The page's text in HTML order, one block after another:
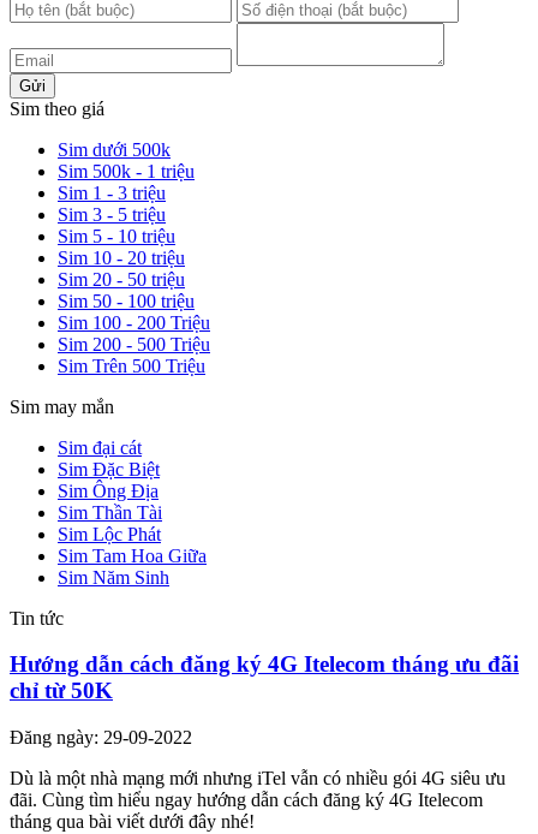
Gửi
Sim theo giá
Sim dưới 500k
Sim 500k - 1 triệu
Sim 1 - 3 triệu
Sim 3 - 5 triệu
Sim 5 - 10 triệu
Sim 10 - 20 triệu
Sim 20 - 50 triệu
Sim 50 - 100 triệu
Sim 100 - 200 Triệu
Sim 200 - 500 Triệu
Sim Trên 500 Triệu
Sim may mắn
Sim đại cát
Sim Đặc Biệt
Sim Ông Địa
Sim Thần Tài
Sim Lộc Phát
Sim Tam Hoa Giữa
Sim Năm Sinh
Tin tức
Hướng dẫn cách đăng ký 4G Itelecom tháng ưu đãi
chỉ từ 50K
Đăng ngày: 29-09-2022
Dù là một nhà mạng mới nhưng iTel vẫn có nhiều gói 4G siêu ưu
đãi. Cùng tìm hiểu ngay hướng dẫn cách đăng ký 4G Itelecom
tháng qua bài viết dưới đây nhé!